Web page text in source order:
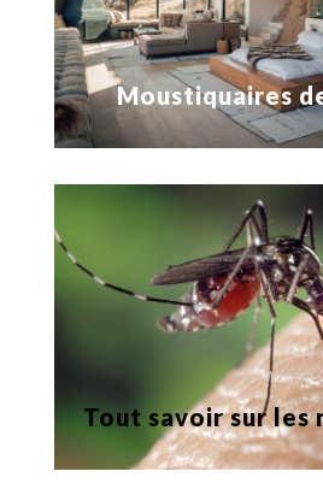
Moustiquaires
Tout savoir sur les